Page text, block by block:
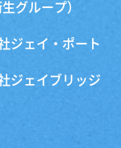
グループ）
ジェイ・ポート
ジェイブリッジ